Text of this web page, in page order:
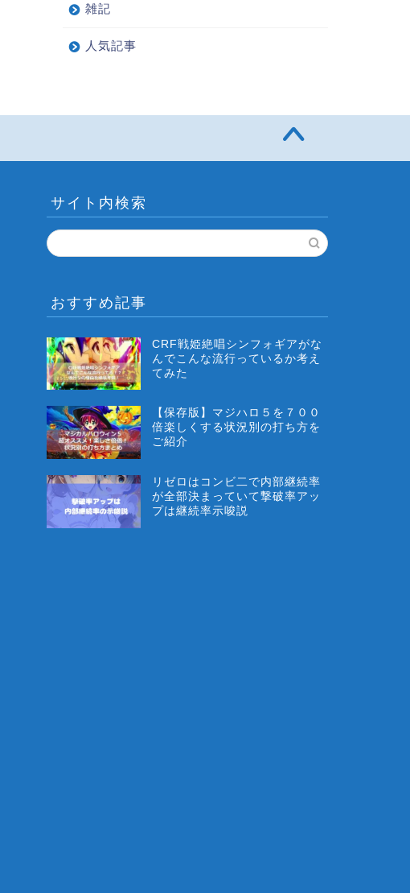
雑記
人気記事
サイト内検索
おすすめ記事
CRF戦姫絶唱シンフォギアがな
んでこんな流行っているか考え
てみた
【保存版】マジハロ５を７００
倍楽しくする状況別の打ち方を
ご紹介
リゼロはコンビ二で内部継続率
が全部決まっていて撃破率アッ
プは継続率示唆説